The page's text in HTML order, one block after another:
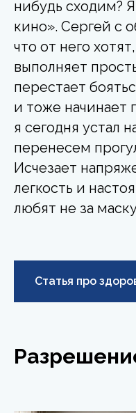
нибудь сходим?
кино». Сергей с
что от него
выполняет
перестает
и тоже начинает
я сегодня устал
перенесем
Исчезает
легкость и
любят не за
Статья про